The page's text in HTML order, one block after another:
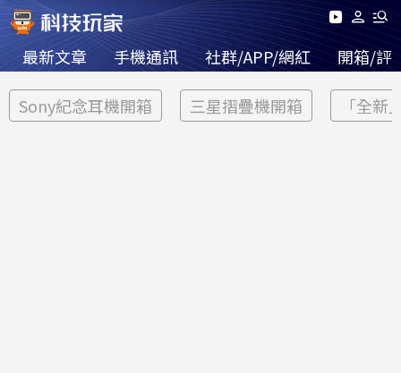
最新文章 手機通訊 社群/APP/網紅 開箱/評
Sony紀念耳機開箱 三星摺疊機開箱 「全新